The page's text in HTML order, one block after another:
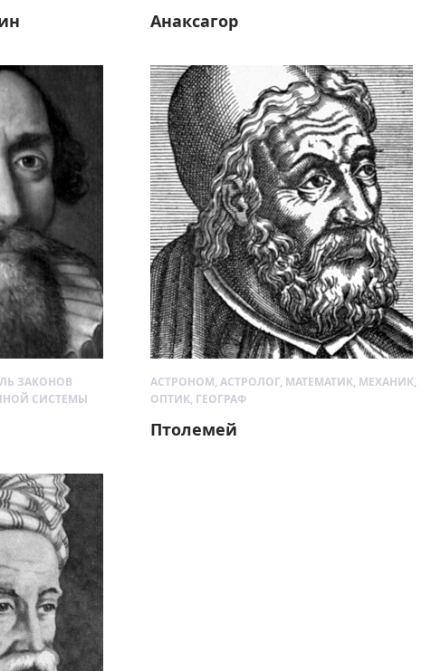
Анаксагор
ЗАКОНОВ
СИСТЕМЫ
АСТРОНОМ, АСТРОЛОГ, МАТЕМАТИК, МЕХАНИК,
ОПТИК, ГЕОГРАФ
Птолемей